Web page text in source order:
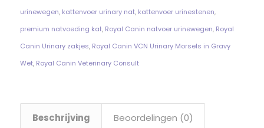
urinewegen, kattenvoer urinary nat, kattenvoer urinestenen,
premium natvoeding kat, Royal Canin natvoer urinewegen, Royal
Canin Urinary zakjes, Royal Canin VCN Urinary Morsels in Gravy
Wet, Royal Canin Veterinary Consult
Beschrijving Beoordelingen (0)